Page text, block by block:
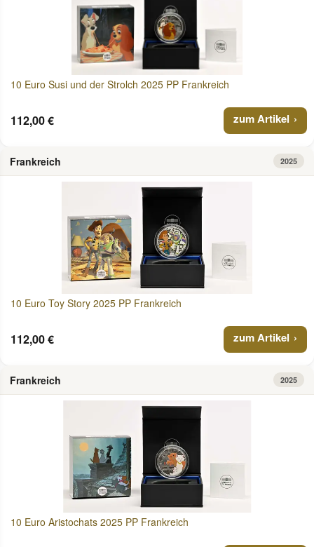
10 Euro Susi und der Strolch 2025 PP Frankreich
112,00 € zum Artikel
Frankreich 2025
10 Euro Toy Story 2025 PP Frankreich
112,00 € zum Artikel
Frankreich 2025
10 Euro Aristochats 2025 PP Frankreich